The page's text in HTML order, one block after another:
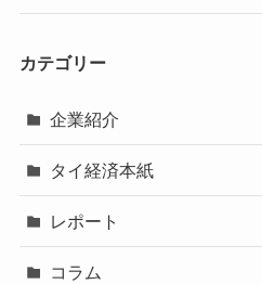
カテゴリー
企業紹介
タイ経済本紙
レポート
コラム